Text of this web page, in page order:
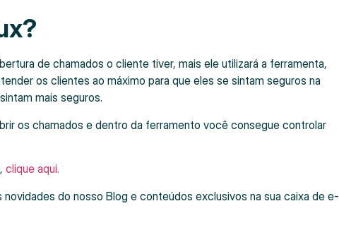
de chamados o cliente tiver, mais ele utilizará a ferramenta,
os clientes ao máximo para que eles se sintam seguros na
mais seguros.
os chamados e dentro da ferramento você consegue controlar
clique aqui.
do nosso Blog e conteúdos exclusivos na sua caixa de e-